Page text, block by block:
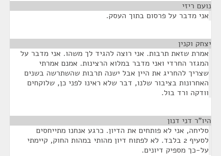
נועם ריזי
אני מדבר על פרסום בתוך העסק.
יצחק וקנין
אמרת שזאת תרבות. אני רוצה להגיד לך משהו. אני מדבר על
המגזר החרדי ואני מדבר במלוא הרצינות. אמנם אמרתי
שצריך להחריג את היין אבל ישנה תרבות שהשתרשה בשנים
האחרונות בציבור שלנו, דבר שלא ראינו לפני כן, שלוקחים
וודקה ורד בול.
היו"ר דני דנון
סליחה, אני לא פותחים את הדיון. כרגע אנחנו מתייחסים
לסעיף 2 בלבד. לא לפתוח דיון מהותי במהות החוק, קיימתי
על-כך מספיק דיונים.